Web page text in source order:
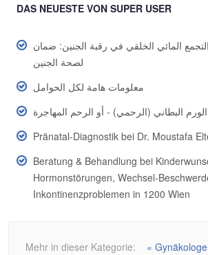
DAS NEUESTE VON SUPER USER
المائي الخلقي في رقبة الجنين: ضمان
لصحة الجنين
معلومات هامة لكل الحوامل
الورم البطاني (الرحمي) - أو الرحم المهاجرة
Pränatal-Diagnostik bei Dr. Moustafa
Beratung & Behandlung bei
Hormonstörungen, Wechsel-
Inkontinenzproblemen in 1200 Wien
Mehr in dieser Kategorie:
«